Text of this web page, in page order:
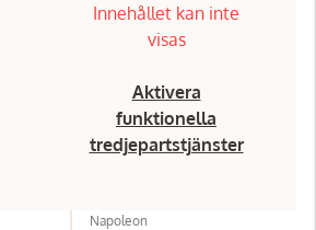
Innehållet kan inte
visas
Aktivera
funktionella
tredjepartstjänster
Napoleon